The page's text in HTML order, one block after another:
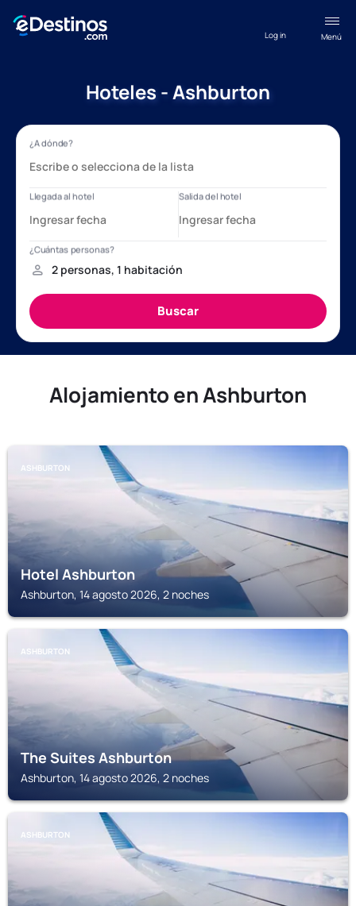
Menú
Log in
Hoteles - Ashburton
Alojamiento en Ashburton
ASHBURTON
Hotel Ashburton
Ashburton, 14 agosto 2026, 2 noches
ASHBURTON
The Suites Ashburton
Ashburton, 14 agosto 2026, 2 noches
ASHBURTON